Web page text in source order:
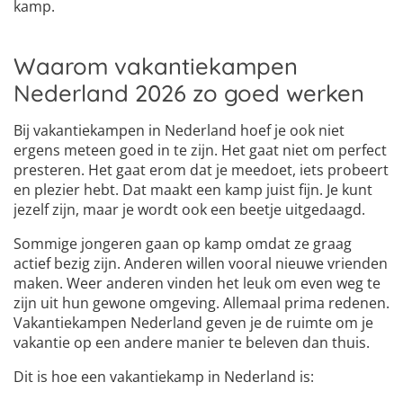
kamp.
Waarom vakantiekampen
Nederland 2026 zo goed werken
Bij vakantiekampen in Nederland hoef je ook niet
ergens meteen goed in te zijn. Het gaat niet om perfect
presteren. Het gaat erom dat je meedoet, iets probeert
en plezier hebt. Dat maakt een kamp juist fijn. Je kunt
jezelf zijn, maar je wordt ook een beetje uitgedaagd.
Sommige jongeren gaan op kamp omdat ze graag
actief bezig zijn. Anderen willen vooral nieuwe vrienden
maken. Weer anderen vinden het leuk om even weg te
zijn uit hun gewone omgeving. Allemaal prima redenen.
Vakantiekampen Nederland geven je de ruimte om je
vakantie op een andere manier te beleven dan thuis.
Dit is hoe een vakantiekamp in Nederland is: